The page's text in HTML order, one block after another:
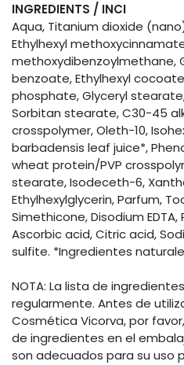
INGREDIENTS / INCI
Aqua, Titanium dioxide
Ethylhexyl
methoxydibenzoylmethane,
benzoate, Ethylhexyl
phosphate, Glyceryl
Sorbitan stearate, C30-45
crosspolymer, Oleth-10,
barbadensis leaf juice*,
wheat protein/PVP
stearate, Isodeceth-6,
Ethylhexylglycerin, Parfum,
Simethicone, Disodium
Ascorbic acid, Citric acid,
sulfite. *Ingredientes
NOTA: La lista de
regularmente. Antes de
Cosmética Vicorva, por
de ingredientes en el
son adecuados para su uso